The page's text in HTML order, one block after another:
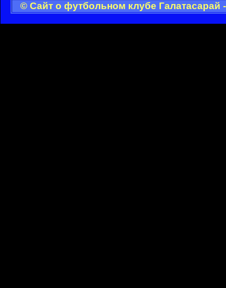
© Сайт о футбольном клубе